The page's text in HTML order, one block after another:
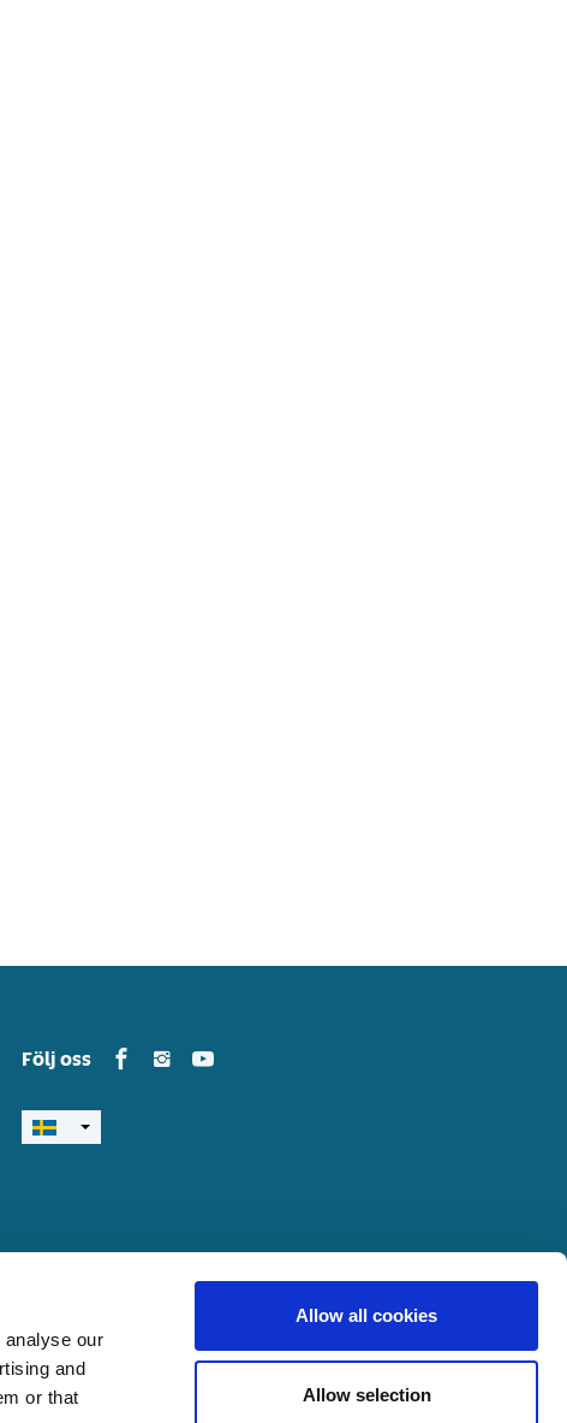
analyse our
and
or that
Allow all cookies
Allow selection
Följ oss Yamarin in Facebook
Yamarin in Instagram
Yamarin in Youtube